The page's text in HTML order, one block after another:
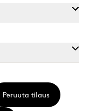
Peruuta tilaus